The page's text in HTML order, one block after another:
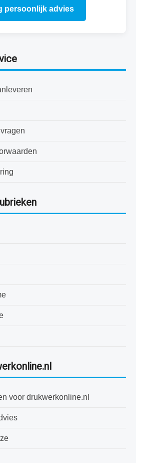
persoonlijk advies
voor drukwerkonline.nl